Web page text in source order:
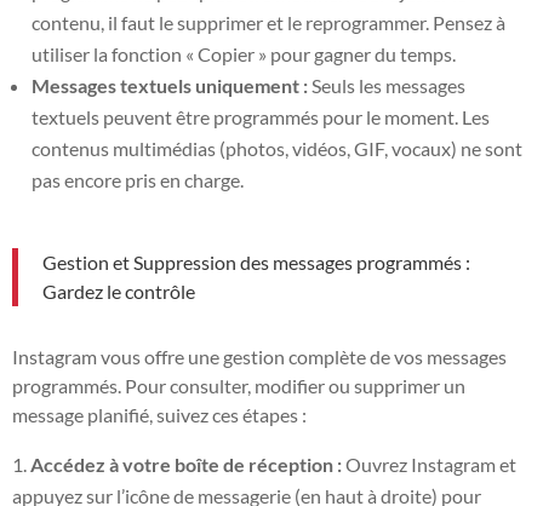
contenu, il faut le supprimer et le reprogrammer. Pensez à
utiliser la fonction « Copier » pour gagner du temps.
Messages textuels uniquement :Seuls les messages
textuels peuvent être programmés pour le moment. Les
contenus multimédias (photos, vidéos, GIF, vocaux) ne sont
pas encore pris en charge.
Gestion et Suppression des messages programmés :
Gardez le contrôle
Instagram vous offre une gestion complète de vos messages
programmés. Pour consulter, modifier ou supprimer un
message planifié, suivez ces étapes :
Accédez à votre boîte de réception :Ouvrez Instagram et
appuyez sur l’icône de messagerie (en haut à droite) pour